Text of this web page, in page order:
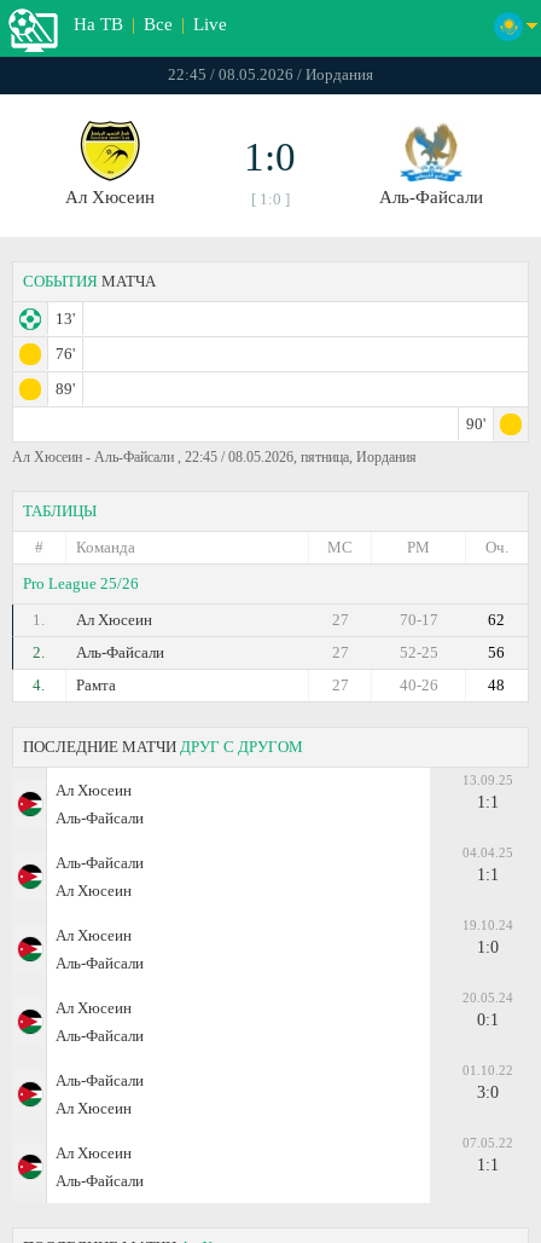
На ТВ | Все | Live
22:45 / 08.05.2026 / Иордания
Ал Хюсеин
1:0
[ 1:0 ] Аль-Файсали
СОБЫТИЯ МАТЧА
13'
76'
89'
90'
Ал Хюсеин - Аль-Файсали , 22:45 / 08.05.2026, пятница, Иордания
ТАБЛИЦЫ
#
Команда Оч.
РМ
МС
Pro League 25/26
1.
Ал Хюсеин 62
70-17
27
2.
Аль-Файсали 56
52-25
27
4.
Рамта 48
40-26
27
ПОСЛЕДНИЕ МАТЧИ ДРУГ С ДРУГОМ
Ал Хюсеин
Аль-Файсали
13.09.25
1:1
Аль-Файсали
Ал Хюсеин
04.04.25
1:1
Ал Хюсеин
Аль-Файсали
19.10.24
1:0
Ал Хюсеин
Аль-Файсали
20.05.24
0:1
Аль-Файсали
Ал Хюсеин
01.10.22
3:0
Ал Хюсеин
Аль-Файсали
07.05.22
1:1